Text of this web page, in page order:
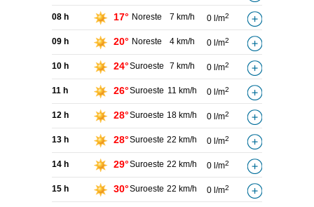
08 h 17° Noreste 7 km/h 0 l/m2
09 h 20° Noreste 4 km/h 0 l/m2
10 h 24°Suroeste 7 km/h 0 l/m2
11 h 26°Suroeste 11 km/h 0 l/m2
12 h 28°Suroeste 18 km/h 0 l/m2
13 h 28°Suroeste 22 km/h 0 l/m2
14 h 29°Suroeste 22 km/h 0 l/m2
15 h 30°Suroeste 22 km/h 0 l/m2